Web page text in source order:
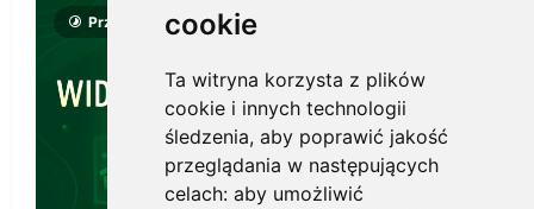
cookie
Ta witryna korzysta z plików
cookie i innych technologii
śledzenia, aby poprawić jakość
przeglądania w następujących
celach: aby umożliwić
Przeczytano 8 minut